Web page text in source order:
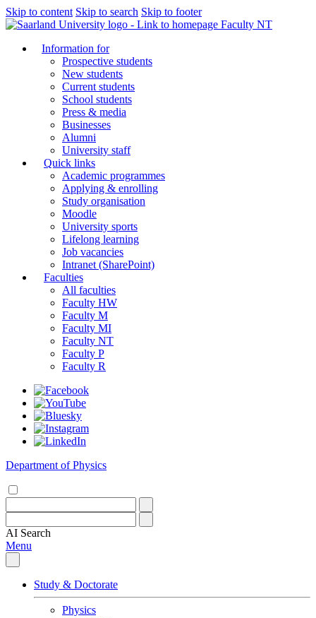
Skip to content Skip to search Skip to footer
Faculty NT
Information for
Prospective students
New students
Current students
School students
Press & media
Businesses
Alumni
University staff
Quick links
Academic programmes
Applying & enrolling
Study organisation
Moodle
University sports
Lifelong learning
Job vacancies
Intranet (SharePoint)
Faculties
All faculties
Faculty HW
Faculty M
Faculty MI
Faculty NT
Faculty P
Faculty R
Department of Physics
AI Search
Menu
Study & Doctorate
Physics